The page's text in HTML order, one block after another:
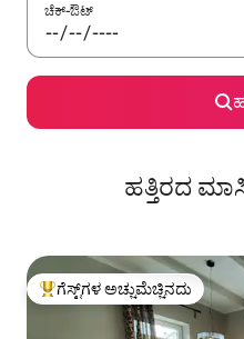
ಚೆಕ್-ಔಟ್
ಹತ್ತಿರದ
ಗೆಸ್ಟ್‌ಗಳಿಗೆ ಅತಿ ಹೆಚ್ಚು ಅಚ್ಚುಮೆಚ್ಚಿನದು
ಗೆಸ್ಟ್‌ಗಳ ಅಚ್ಚುಮೆಚ್ಚಿನದು